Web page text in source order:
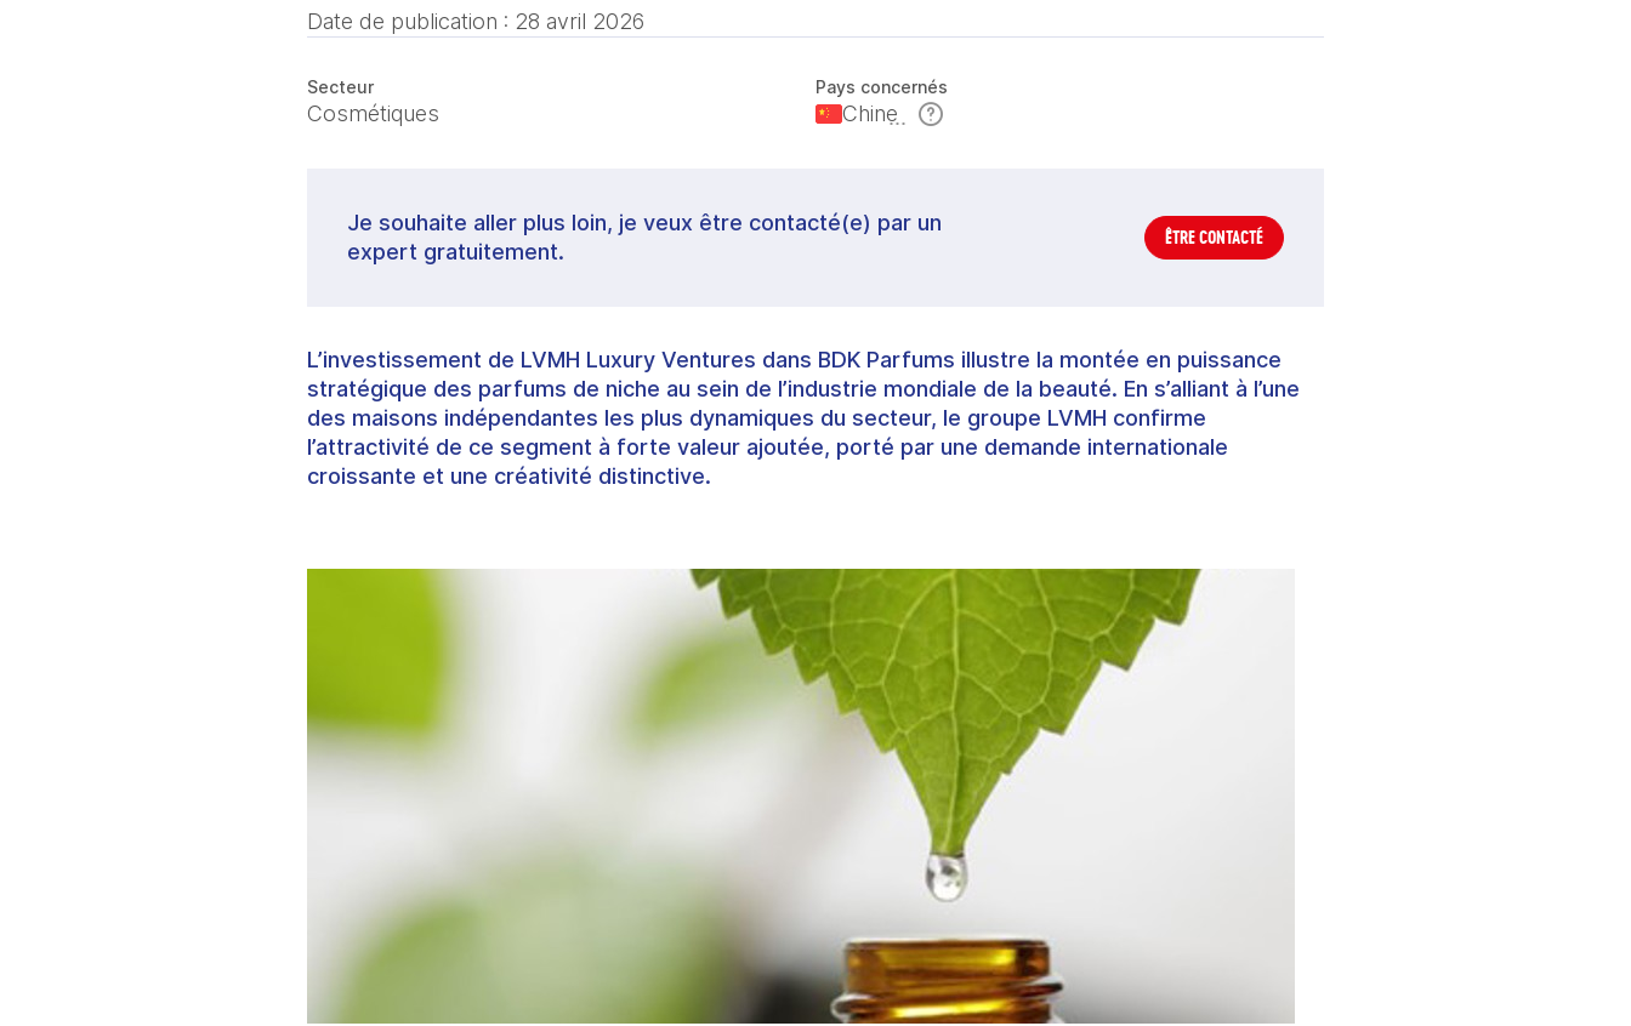
Date de publication : 28 avril 2026
Secteur
Cosmétiques
Pays concernés
Chine
Je souhaite aller plus loin, je veux être contacté(e) par un
expert gratuitement.
ÊTRE CONTACTÉ
L’investissement de LVMH Luxury Ventures dans BDK Parfums illustre la montée en puissance
stratégique des parfums de niche au sein de l’industrie mondiale de la beauté. En s’alliant à l’une
des maisons indépendantes les plus dynamiques du secteur, le groupe LVMH confirme
l’attractivité de ce segment à forte valeur ajoutée, porté par une demande internationale
croissante et une créativité distinctive.